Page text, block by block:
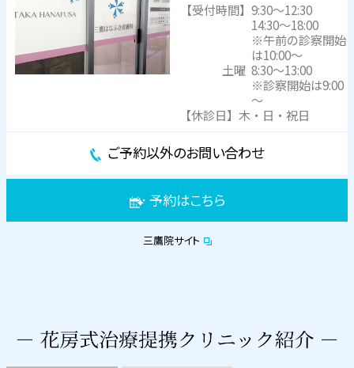
【受付時間】9:30～12:30
14:30～18:00
※午前の診察開始
は10:00～
土曜 8:30～13:00
※診察開始は9:00
～
【休診日】木・日・祝日
ご予約以外のお問い合わせ
予約はこちら
三鷹院サイト